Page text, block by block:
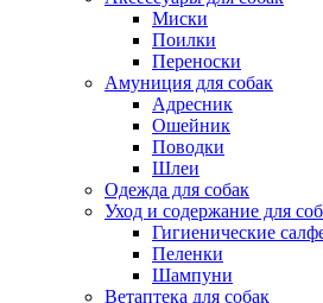
Миски
Поилки
Переноски
Амуниция для собак
Адресник
Ошейник
Поводки
Шлеи
Одежда для собак
Уход и содержание для
Гигиенические
Пеленки
Шампуни
Ветаптека для собак